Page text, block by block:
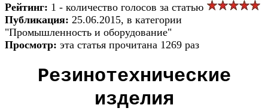
Рейтинг: 1 - количество голосов за статью
Публикация: 25.06.2015, в категории
"Промышленность и оборудование"
Просмотр: эта статья прочитана 1269 раз
Резинотехнические
изделия